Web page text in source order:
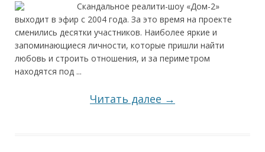
Скандальное реалити-шоу «Дом-2»
выходит в эфир с 2004 года. За это время на проекте
сменились десятки участников. Наиболее яркие и
запоминающиеся личности, которые пришли найти
любовь и строить отношения, и за периметром
находятся под ...
Читать далее →